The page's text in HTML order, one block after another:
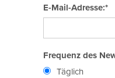
E-Mail-Adresse:*
Frequenz des
Täglich